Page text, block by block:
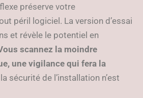
préserve votre
péril logiciel. La version d’essai
et révèle le potentiel en
scannez la moindre
une vigilance qui fera la
sécurité de l’installation n’est